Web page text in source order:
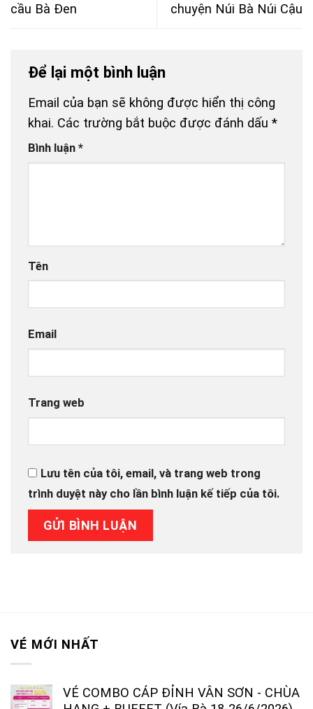
cầu Bà Đen
chuyện Núi Bà Núi Cậu
Để lại một bình luận
Email của bạn sẽ không được hiển thị công
khai. Các trường bắt buộc được đánh dấu *
Bình luận *
Tên
Email
Trang web
Lưu tên của tôi, email, và trang web trong
trình duyệt này cho lần bình luận kế tiếp của tôi.
VÉ MỚI NHẤT
VÉ COMBO CÁP ĐỈNH VÂN SƠN - CHÙA